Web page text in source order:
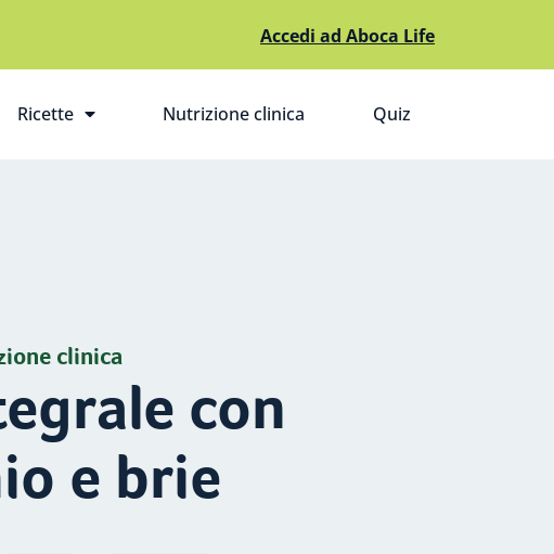
Accedi ad Aboca Life
Apri il sottomenù
Ricette Nutrizione clinica Quiz
clinica
con
e brie